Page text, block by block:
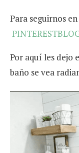
Para seguirnos
Por aquí les dejo
baño se vea